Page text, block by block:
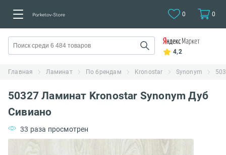
0 0
4,2
Главная Ламинат По брендам Kronostar Synonym
50327 Ламинат Kronostar Synonym Дуб
Сивиано
33 раза просмотрен